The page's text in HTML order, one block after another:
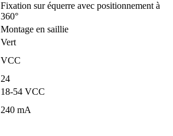
Fixation sur équerre avec positionnement à
360°
Montage en saillie
Vert
VCC
24
18-54 VCC
240 mA